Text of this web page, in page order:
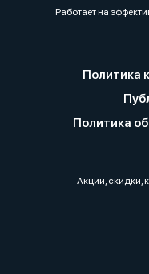
Работает на
Политика
Политика
Акции, скидки,